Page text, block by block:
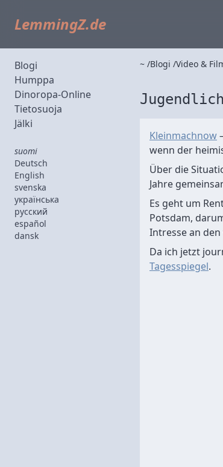
LemmingZ.de
Blogi
Humppa
Dinoropa-Online
Tietosuoja
Jälki
suomi
Deutsch
English
svenska
українська
русский
español
dansk
~ Blogi Video &
Kleinmachnow
wenn der
Über die
Jahre
Es geht um
Potsdam,
Intresse an
Da ich jetzt
Tagesspiegel.